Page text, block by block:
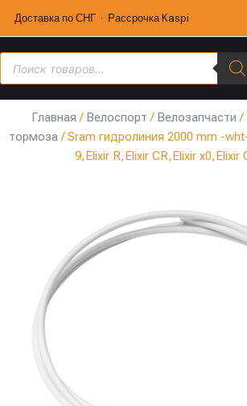
Доставка по СНГ · Рассрочка Kaspi
Главная / Велоспорт / Велозапчасти /
тормоза/ Sram гидролиния 2000 mm -
9,Elixir R,Elixir CR,Elixir x0,Elixir